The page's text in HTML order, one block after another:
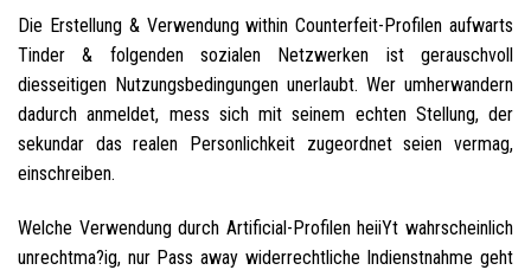
Die Erstellung & Verwendung within Counterfeit-Profilen aufwarts
Tinder & folgenden sozialen Netzwerken ist gerauschvoll
diesseitigen Nutzungsbedingungen unerlaubt. Wer umherwandern
dadurch anmeldet, mess sich mit seinem echten Stellung, der
sekundar das realen Personlichkeit zugeordnet seien vermag,
einschreiben.
Welche Verwendung durch Artificial-Profilen heiiYt wahrscheinlich
unrechtma?ig, nur Pass away widerrechtliche Indienstnahme geht